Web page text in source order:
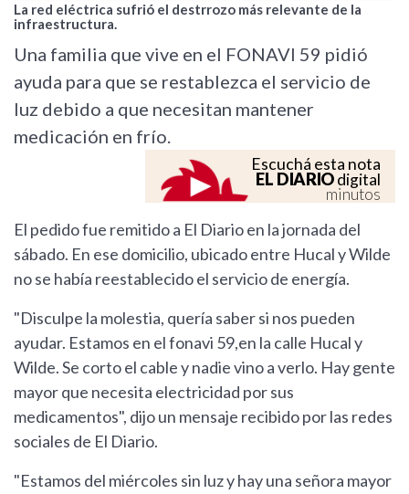
La red eléctrica sufrió el destrrozo más relevante de la
infraestructura.
Una familia que vive en el FONAVI 59 pidió
ayuda para que se restablezca el servicio de
luz debido a que necesitan mantener
medicación en frío.
Escuchá esta nota
EL DIARIOdigital
minutos
El pedido fue remitido a El Diario en la jornada del
sábado. En ese domicilio, ubicado entre Hucal y Wilde
no se había reestablecido el servicio de energía.
"Disculpe la molestia, quería saber si nos pueden
ayudar. Estamos en el fonavi 59,en la calle Hucal y
Wilde. Se corto el cable y nadie vino a verlo. Hay gente
mayor que necesita electricidad por sus
medicamentos", dijo un mensaje recibido por las redes
sociales de El Diario.
"Estamos del miércoles sin luz y hay una señora mayor